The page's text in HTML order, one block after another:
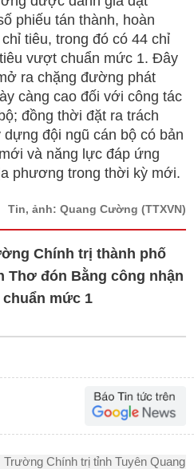
phiếu tán thành, hoàn
tiêu, trong đó có 44 chỉ
vượt chuẩn mức 1. Đây
ra chặng đường phát
càng cao đối với công tác
đồng thời đặt ra trách
đội ngũ cán bộ có bản
và năng lực đáp ứng
phương trong thời kỳ mới.
Tin, ảnh: Quang Cường (TTXVN)
Chính trị thành phố
Thơ đón Bằng công nhận
chuẩn mức 1
Trường Chính trị tỉnh Tuyên Quang